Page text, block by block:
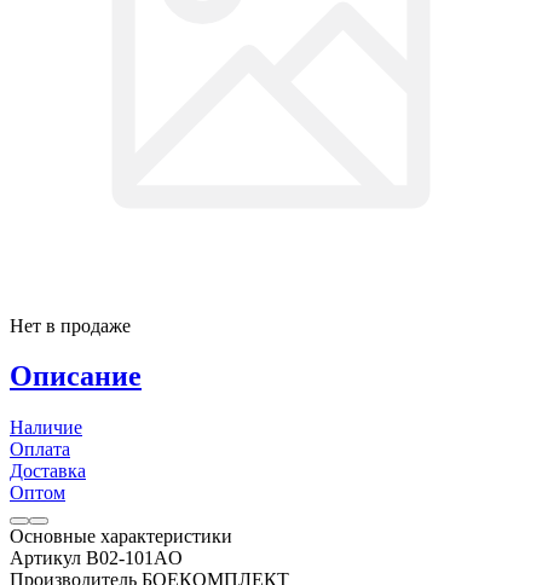
Нет в продаже
Описание
Наличие
Оплата
Доставка
Оптом
Основные характеристики
Артикул B02-101AO
Производитель БОЕКОМПЛЕКТ